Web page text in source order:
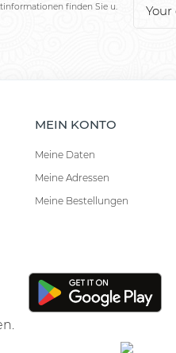
finden Sie u.
MEIN KONTO
Meine Daten
Meine Adressen
Meine Bestellungen